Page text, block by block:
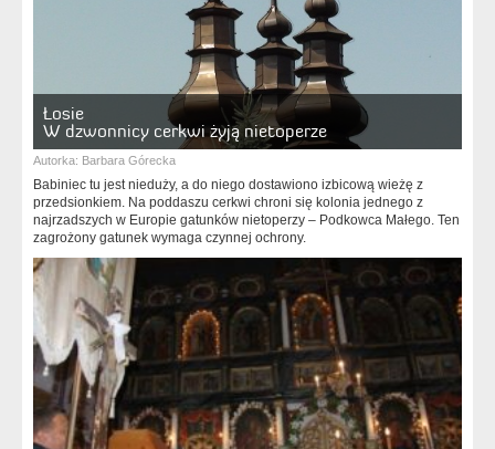
Łosie
W dzwonnicy cerkwi żyją nietoperze
Autorka: Barbara Górecka
Babiniec tu jest nieduży, a do niego dostawiono izbicową wieżę z
przedsionkiem. Na poddaszu cerkwi chroni się kolonia jednego z
najrzadszych w Europie gatunków nietoperzy – Podkowca Małego. Ten
zagrożony gatunek wymaga czynnej ochrony.